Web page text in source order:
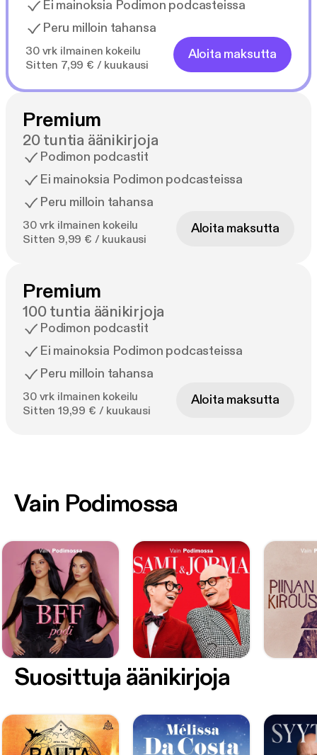
Ei mainoksia Podimon podcasteissa
Peru milloin tahansa
30 vrk ilmainen kokeilu
Sitten 7,99 € / kuukausi
Aloita maksutta
Premium
20 tuntia äänikirjoja
Podimon podcastit
Ei mainoksia Podimon podcasteissa
Peru milloin tahansa
30 vrk ilmainen kokeilu
Sitten 9,99 € / kuukausi
Aloita maksutta
Premium
100 tuntia äänikirjoja
Podimon podcastit
Ei mainoksia Podimon podcasteissa
Peru milloin tahansa
30 vrk ilmainen kokeilu
Sitten 19,99 € / kuukausi
Aloita maksutta
Vain Podimossa
Suosittuja äänikirjoja